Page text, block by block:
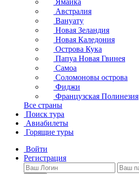
Ямайка
Австралия
Вануату
Новая Зеландия
Новая Каледония
Острова Кука
Папуа Новая Гвинея
Самоа
Соломоновы острова
Фиджи
Французская Полинезия
Все страны
Поиск тура
Авиабилеты
Горящие туры
Войти
Регистрация